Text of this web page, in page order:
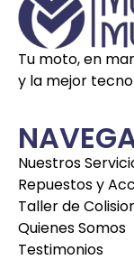
Tu moto, en
y la mejor
Nuestros
Repuestos y
Taller de
Quienes Somos
Testimonios